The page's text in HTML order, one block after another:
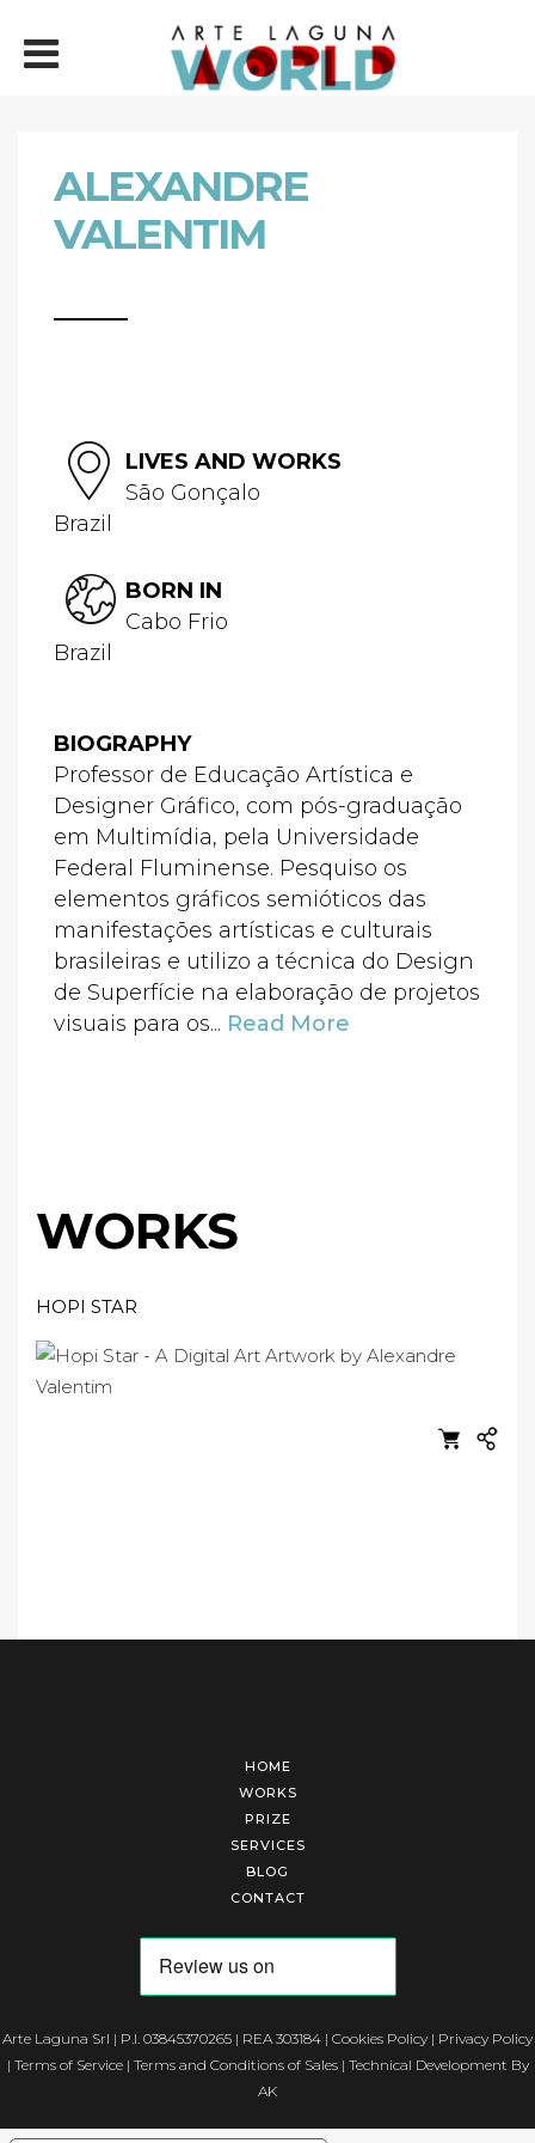
ALEXANDRE
VALENTIM
LIVES AND WORKS
São Gonçalo
Brazil
BORN IN
Cabo Frio
Brazil
BIOGRAPHY
Professor de Educação Artística e
Designer Gráfico, com pós-graduação
em Multimídia, pela Universidade
Federal Fluminense. Pesquiso os
elementos gráficos semióticos das
manifestações artísticas e culturais
brasileiras e utilizo a técnica do Design
de Superfície na elaboração de projetos
visuais para os... Read More
WORKS
HOPI STAR
HOME
WORKS
PRIZE
SERVICES
BLOG
CONTACT
Arte Laguna Srl | P.I. 03845370265 | REA 303184 | Cookies Policy | Privacy Policy
| Terms of Service| Terms and Conditions of Sales| Technical Development By
AK